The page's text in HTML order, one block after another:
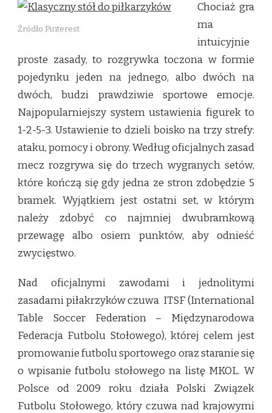
Źródło Pinterest
Chociaż gra
ma
intuicyjnie
proste zasady, to rozgrywka toczona w formie
pojedynku jeden na jednego, albo dwóch na
dwóch, budzi prawdziwie sportowe emocje.
Najpopularniejszy system ustawienia figurek to
1-2-5-3. Ustawienie to dzieli boisko na trzy strefy:
ataku, pomocy i obrony. Według oficjalnych zasad
mecz rozgrywa się do trzech wygranych setów,
które kończą się gdy jedna ze stron zdobędzie 5
bramek. Wyjątkiem jest ostatni set, w którym
należy zdobyć co najmniej dwubramkową
przewagę albo osiem punktów, aby odnieść
zwycięstwo.
Nad oficjalnymi zawodami i jednolitymi
zasadami piłakrzyków czuwa ITSF (International
Table Soccer Federation – Międzynarodowa
Federacja Futbolu Stołowego), której celem jest
promowanie futbolu sportowego oraz staranie się
o wpisanie futbolu stołowego na listę MKOL. W
Polsce od 2009 roku działa Polski Związek
Futbolu Stołowego, który czuwa nad krajowymi